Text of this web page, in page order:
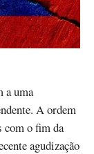
A ordem
com o fim da
agudização